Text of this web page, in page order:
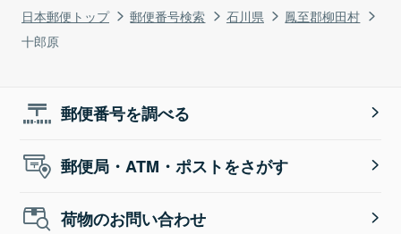
日本郵便トップ 郵便番号検索 石川県
鳳至郡柳田村
十郎原
郵便番号を調べる
郵便局・ATM・ポストをさがす
荷物のお問い合わせ